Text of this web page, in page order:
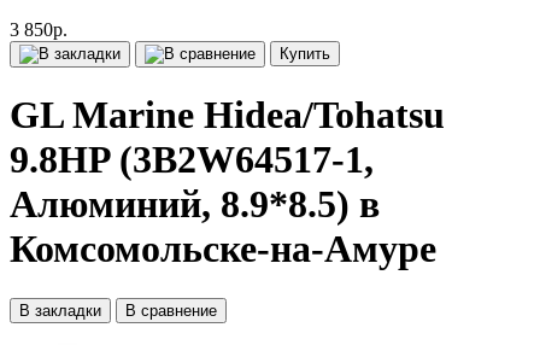
3 850р.
Купить
GL Marine Hidea/Tohatsu
9.8HP (3B2W64517-1,
Алюминий, 8.9*8.5) в
Комсомольске-на-Амуре
В закладки В сравнение